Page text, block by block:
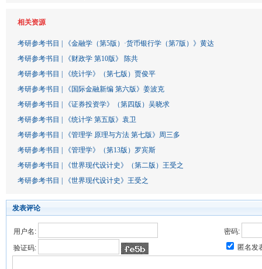
相关资源
考研参考书目 | 《金融学（第5版）·货币银行学（第7版）》黄达
考研参考书目 | 《财政学 第10版》 陈共
考研参考书目 | 《统计学》（第七版）贾俊平
考研参考书目 | 《国际金融新编 第六版》姜波克
考研参考书目 | 《证券投资学》（第四版）吴晓求
考研参考书目 | 《统计学 第五版》袁卫
考研参考书目 | 《管理学 原理与方法 第七版》周三多
考研参考书目 | 《管理学》（第13版）罗宾斯
考研参考书目 | 《世界现代设计史》（第二版）王受之
考研参考书目 | 《世界现代设计史》王受之
发表评论
用户名:
密码:
验证码:
匿名发